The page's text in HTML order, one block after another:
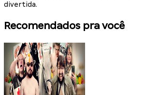
divertida.
Recomendados pra você